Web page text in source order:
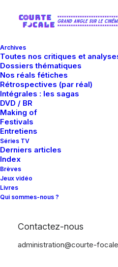
Archives
Toutes nos critiques et
Dossiers thématiques
Nos réals fétiches
Rétrospectives (par réal)
Intégrales : les sagas
DVD / BR
Making of
Festivals
Entretiens
Séries TV
Derniers articles
Index
Brèves
Jeux vidéo
Livres
Qui sommes-nous ?
Contactez-nous
administration@courte-
In